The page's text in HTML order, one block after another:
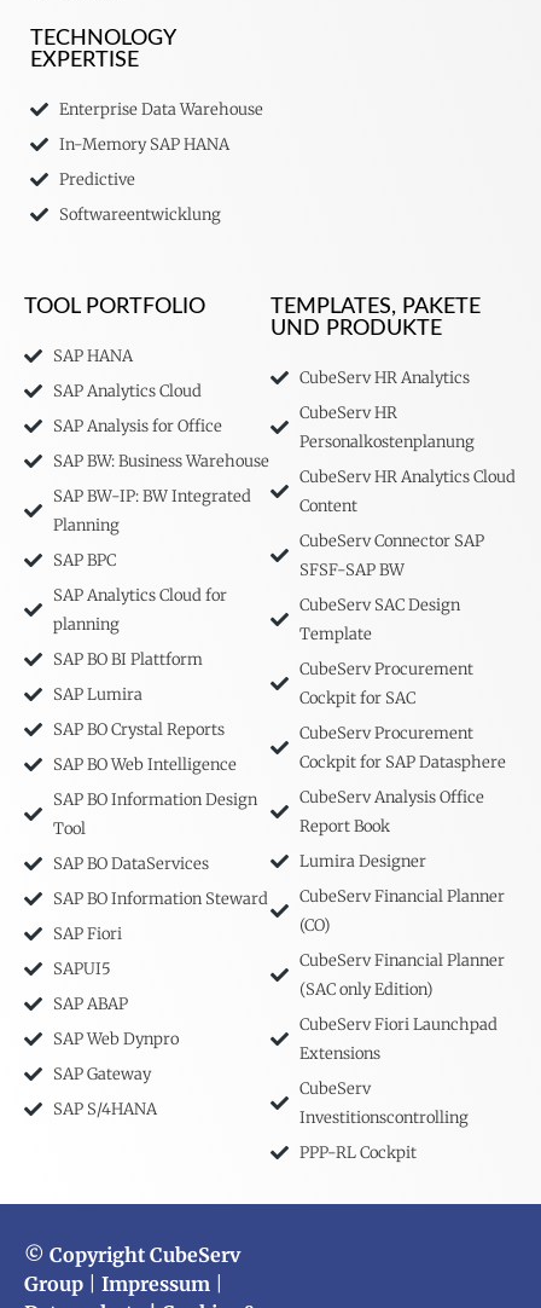
TECHNOLOGY
EXPERTISE
Enterprise Data Warehouse
In-Memory SAP HANA
Predictive
Softwareentwicklung
TOOL PORTFOLIO
SAP HANA
SAP Analytics Cloud
SAP Analysis for Office
SAP BW: Business Warehouse
SAP BW-IP: BW Integrated
Planning
SAP BPC
SAP Analytics Cloud for
planning
SAP BO BI Plattform
SAP Lumira
SAP BO Crystal Reports
SAP BO Web Intelligence
SAP BO Information Design
Tool
SAP BO DataServices
SAP BO Information Steward
SAP Fiori
SAPUI5
SAP ABAP
SAP Web Dynpro
SAP Gateway
SAP S/4HANA
TEMPLATES, PAKETE
UND PRODUKTE
CubeServ HR Analytics
CubeServ HR
Personalkostenplanung
CubeServ HR Analytics Cloud
Content
CubeServ Connector SAP
SFSF-SAP BW
CubeServ SAC Design
Template
CubeServ Procurement
Cockpit for SAC
CubeServ Procurement
Cockpit for SAP Datasphere
CubeServ Analysis Office
Report Book
Lumira Designer
CubeServ Financial Planner
(CO)
CubeServ Financial Planner
(SAC only Edition)
CubeServ Fiori Launchpad
Extensions
CubeServ
Investitionscontrolling
PPP-RL Cockpit
© Copyright CubeServ
Group
Impressum